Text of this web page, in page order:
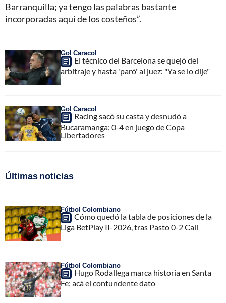
Barranquilla; ya tengo las palabras bastante
incorporadas aquí de los costeños”.
Gol Caracol
El técnico del Barcelona se quejó del
arbitraje y hasta 'paró' al juez: "Ya se lo dije"
Gol Caracol
Racing sacó su casta y desnudó a
Bucaramanga; 0-4 en juego de Copa
Libertadores
Últimas noticias
Fútbol Colombiano
Cómo quedó la tabla de posiciones de la
Liga BetPlay II-2026, tras Pasto 0-2 Cali
Fútbol Colombiano
Hugo Rodallega marca historia en Santa
Fe; acá el contundente dato